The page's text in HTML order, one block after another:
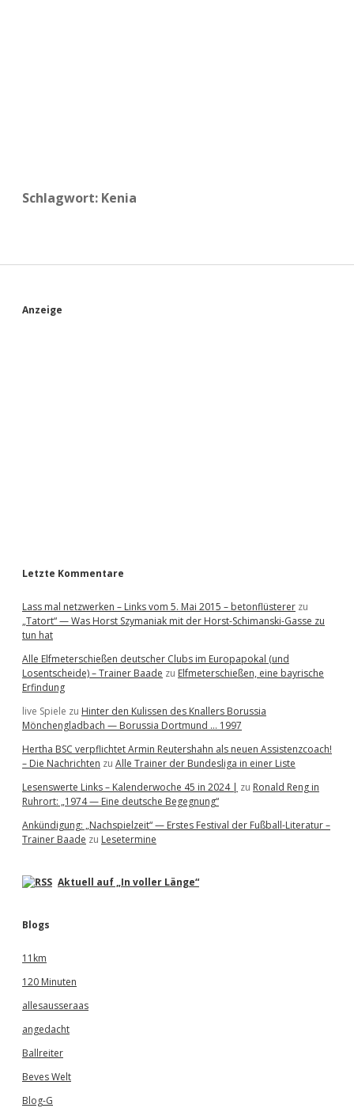
Schlagwort: Kenia
S
Anzeige
Letzte Kommentare
Lass mal netzwerken – Links vom 5. Mai 2015 – betonflüsterer zu
„Tatort“ — Was Horst Szymaniak mit der Horst-Schimanski-Gasse zu
tun hat
Alle Elfmeterschießen deutscher Clubs im Europapokal (und
Losentscheide) – Trainer Baade zu Elfmeterschießen, eine bayrische
Erfindung
live Spiele zu Hinter den Kulissen des Knallers Borussia
Mönchengladbach — Borussia Dortmund … 1997
Hertha BSC verpflichtet Armin Reutershahn als neuen Assistenzcoach!
– Die Nachrichten zu Alle Trainer der Bundesliga in einer Liste
Lesenswerte Links – Kalenderwoche 45 in 2024 | zu Ronald Reng in
Ruhrort: „1974 — Eine deutsche Begegnung“
Ankündigung: „Nachspielzeit“ — Erstes Festival der Fußball-Literatur –
Trainer Baade zu Lesetermine
Aktuell auf „In voller Länge“
Blogs
11km
120 Minuten
allesausseraas
angedacht
Ballreiter
Beves Welt
Blog-G